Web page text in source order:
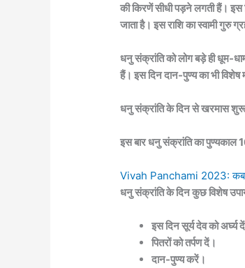
की किरणें सीधी पड़ने लगती हैं। इस
जाता है। इस राशि का स्वामी गुरु
धनु संक्रांति को लोग बड़े ही धूम-
हैं। इस दिन दान-पुण्य का भी विशेष
धनु संक्रांति के दिन से खरमास शुरू
इस बार धनु संक्रांति का
Vivah Panchami 2023: कब है
धनु संक्रांति के दिन कुछ विशेष
इस दिन सूर्य देव को अर्घ्य
पितरों को तर्पण दें।
दान-पुण्य करें।